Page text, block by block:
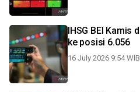
IHSG BEI Kamis
ke posisi 6.056
16 July 2026 9:54 WIB